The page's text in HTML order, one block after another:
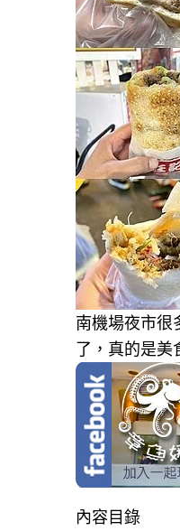
南機場夜市很
了，真的是美
內容目錄